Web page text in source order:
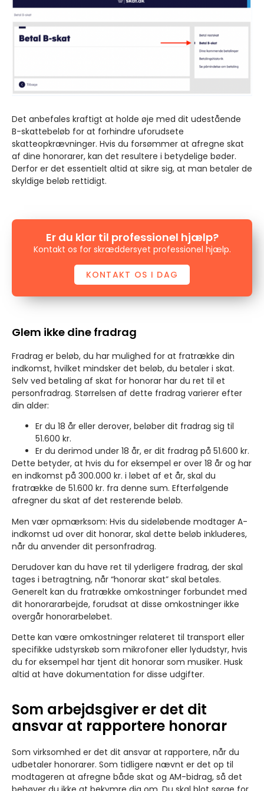
Det anbefales kraftigt at holde øje med dit udestående
B-skattebeløb for at forhindre uforudsete
skatteopkrævninger. Hvis du forsømmer at afregne skat
af dine honorarer, kan det resultere i betydelige bøder.
Derfor er det essentielt altid at sikre sig, at man betaler de
skyldige beløb rettidigt.
Er du klar til professionel hjælp?
Kontakt os for skræddersyet professionel hjælp.
KONTAKT OS I DAG
Glem ikke dine fradrag
Fradrag er beløb, du har mulighed for at fratrække din
indkomst, hvilket mindsker det beløb, du betaler i skat.
Selv ved betaling af skat for honorar har du ret til et
personfradrag. Størrelsen af dette fradrag varierer efter
din alder:
Er du 18 år eller derover, beløber dit fradrag sig til
51.600 kr.
Er du derimod under 18 år, er dit fradrag på 51.600 kr.
Dette betyder, at hvis du for eksempel er over 18 år og har
en indkomst på 300.000 kr. i løbet af et år, skal du
fratrække de 51.600 kr. fra denne sum. Efterfølgende
afregner du skat af det resterende beløb.
Men vær opmærksom: Hvis du sideløbende modtager A-
indkomst ud over dit honorar, skal dette beløb inkluderes,
når du anvender dit personfradrag.
Derudover kan du have ret til yderligere fradrag, der skal
tages i betragtning, når “honorar skat” skal betales.
Generelt kan du fratrække omkostninger forbundet med
dit honorararbejde, forudsat at disse omkostninger ikke
overgår honorarbeløbet.
Dette kan være omkostninger relateret til transport eller
specifikke udstyrskøb som mikrofoner eller lydudstyr, hvis
du for eksempel har tjent dit honorar som musiker. Husk
altid at have dokumentation for disse udgifter.
Som arbejdsgiver er det dit
ansvar at rapportere honorar
Som virksomhed er det dit ansvar at rapportere, når du
udbetaler honorarer. Som tidligere nævnt er det op til
modtageren at afregne både skat og AM-bidrag, så det